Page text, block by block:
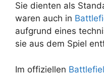
Sie dienten als
waren auch in
aufgrund eines
sie aus dem Spiel
Im offiziellen